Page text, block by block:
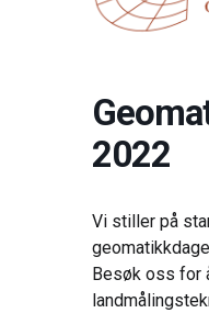
2022
Vi stiller på
Besøk oss for